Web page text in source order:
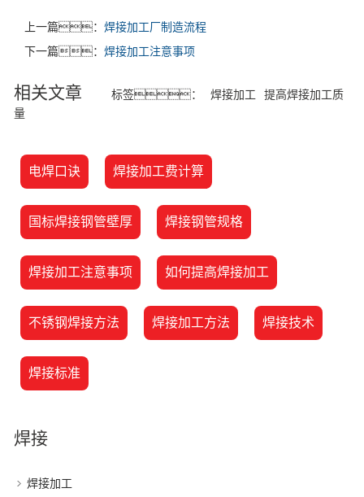
上一篇： 焊接加工厂制造流程
下一篇： 焊接加工注意事项
相关文章 标签： 焊接加工
提高焊接加工质
量
电焊口诀 焊接加工费计算
国标焊接钢管壁厚 焊接钢管规格
焊接加工注意事项 如何提高焊接加工
不锈钢焊接方法 焊接加工方法 焊接技术
焊接标准
焊接
焊接加工